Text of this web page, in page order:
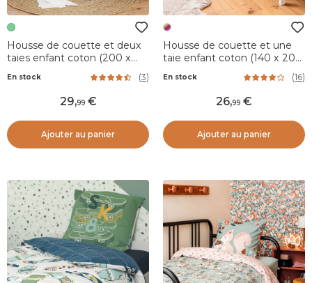
Housse de couette et deux
taies enfant coton (200 x
200 cm) Petits papiers Verte
En stock (3)
29,99
Ajouter au panier
Housse de couette et une
taie enfant coton (140 x 200
En stock (16)
26,99
Ajouter au panier